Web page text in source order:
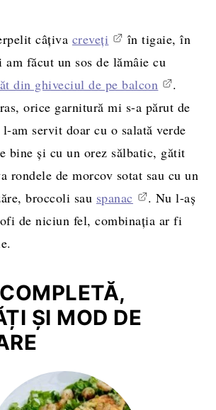
câţiva creveţi
în tigaie, în
făcut un sos de lămâie cu
din ghiveciul de pe balcon
.
orice garnitură mi s-a părut de
am servit doar cu o salată verde
bine şi cu un orez sălbatic, gătit
rondele de morcov sotat sau cu un
broccoli sau spanac
. Nu l-aş
de niciun fel, combinaţia ar fi
ȘI MOD DE